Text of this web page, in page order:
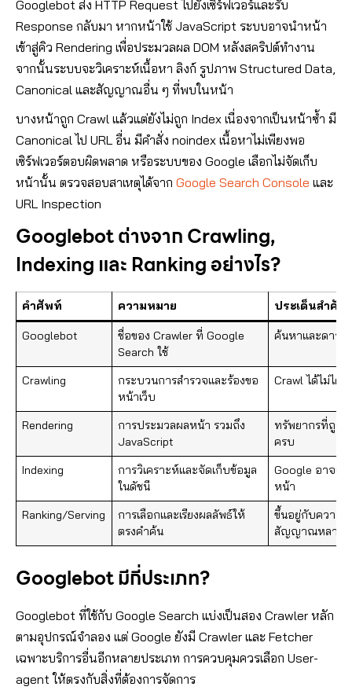
Googlebot ส่ง HTTP Request ไปยังเซิร์ฟเวอร์และรับ
Response กลับมา หากหน้าใช้ JavaScript ระบบอาจนำหน้า
เข้าสู่คิว Rendering เพื่อประมวลผล DOM หลังสคริปต์ทำงาน
จากนั้นระบบจะวิเคราะห์เนื้อหา ลิงก์ รูปภาพ Structured Data,
Canonical และสัญญาณอื่น ๆ ที่พบในหน้า
บางหน้าถูก Crawl แล้วแต่ยังไม่ถูก Index เนื่องจากเป็นหน้าซ้ำ มี
Canonical ไป URL อื่น มีคำสั่ง noindex เนื้อหาไม่เพียงพอ
เซิร์ฟเวอร์ตอบผิดพลาด หรือระบบของ Google เลือกไม่จัดเก็บ
หน้านั้น ตรวจสอบสาเหตุได้จาก Google Search Console และ
URL Inspection
Googlebot ต่างจาก Crawling,
Indexing และ Ranking อย่างไร?
คำศัพท์ ความหมาย ประเด็นสำคัญ
Googlebot
ชื่อของ Crawler ที่ Google
Search ใช้
ค้นหาและดาวน์
Crawling
กระบวนการสำรวจและร้องขอ
หน้าเว็บ
Crawl ได้ไม่ได้
Rendering
การประมวลผลหน้า รวมถึง
JavaScript
ทรัพยากรที่ถูกบ
ครบ
Indexing
การวิเคราะห์และจัดเก็บข้อมูล
ในดัชนี
Google อาจเลื
หน้า
Ranking/Serving
การเลือกและเรียงผลลัพธ์ให้
ตรงคำค้น
ขึ้นอยู่กับความเ
สัญญาณหลาย
Googlebot มีกี่ประเภท?
Googlebot ที่ใช้กับ Google Search แบ่งเป็นสอง Crawler หลัก
ตามอุปกรณ์จำลอง แต่ Google ยังมี Crawler และ Fetcher
เฉพาะบริการอื่นอีกหลายประเภท การควบคุมควรเลือก User-
agent ให้ตรงกับสิ่งที่ต้องการจัดการ